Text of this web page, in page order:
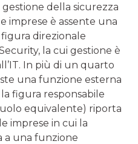
della sicurezza
imprese è assente una
direzionale
la cui gestione è
In più di un quarto
una funzione esterna
figura responsabile
equivalente) riporta
imprese in cui la
a una funzione